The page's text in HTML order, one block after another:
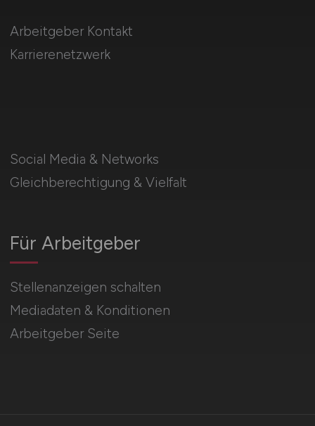
Social Media & Networks
Gleichberechtigung & Vielfalt
Für Arbeitgeber
Stellenanzeigen schalten
Mediadaten & Konditionen
Arbeitgeber Seite
Arbeitgeber Kontakt
Karrierenetzwerk